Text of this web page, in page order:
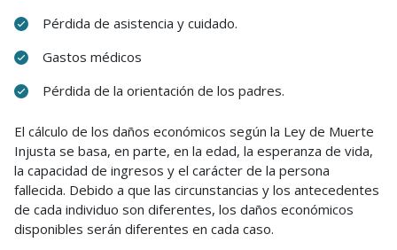
Pérdida de asistencia y cuidado.
Gastos médicos
Pérdida de la orientación de los padres.
El cálculo de los daños económicos según la Ley de Muerte
Injusta se basa, en parte, en la edad, la esperanza de vida,
la capacidad de ingresos y el carácter de la persona
fallecida. Debido a que las circunstancias y los antecedentes
de cada individuo son diferentes, los daños económicos
disponibles serán diferentes en cada caso.